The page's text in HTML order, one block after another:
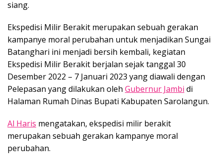
siang.
Ekspedisi Milir Berakit merupakan sebuah gerakan
kampanye moral perubahan untuk menjadikan Sungai
Batanghari ini menjadi bersih kembali, kegiatan
Ekspedisi Milir Berakit berjalan sejak tanggal 30
Desember 2022 – 7 Januari 2023 yang diawali dengan
Pelepasan yang dilakukan oleh Gubernur Jambi di
Halaman Rumah Dinas Bupati Kabupaten Sarolangun.
Al Haris mengatakan, ekspedisi milir berakit
merupakan sebuah gerakan kampanye moral
perubahan.